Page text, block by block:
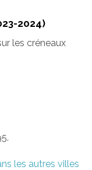
2024)
les créneaux
les autres villes